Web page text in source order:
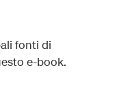
fonti di
e-book.